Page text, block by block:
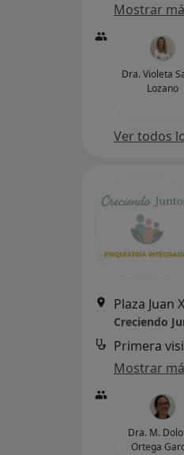
Mostrar
Dra. Violeta
Lozano
Ver todos
Plaza Juan
Creciendo
Primera
Mostrar
Dra. M.
Ortega